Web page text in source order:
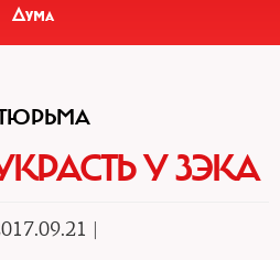
Дума
У ЗЭКА
|